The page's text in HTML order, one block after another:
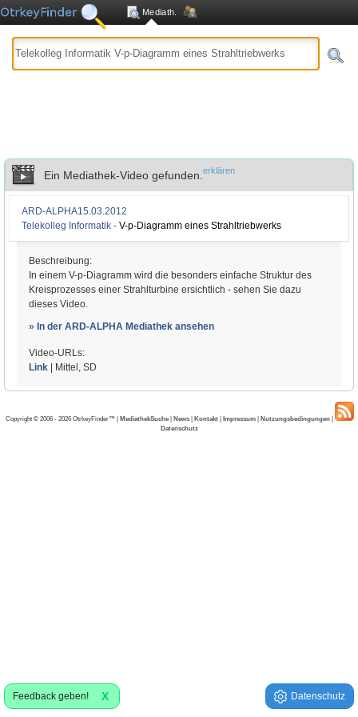
Mediath.
Ein Mediathek-Video gefunden. erklären
ARD-ALPHA15.03.2012
Telekolleg Informatik - V-p-Diagramm eines Strahltriebwerks
Beschreibung:
In einem V-p-Diagramm wird die besonders einfache Struktur des
Kreisprozesses einer Strahlturbine ersichtlich - sehen Sie dazu
dieses Video.
» In der ARD-ALPHA Mediathek ansehen
Video-URLs:
Link | Mittel, SD
Copyright © 2006 - 2026 OtrkeyFinder™ | MediathekSuche | News | Kontakt | Impressum | Nutzungsbedingungen |
Datenschutz
Feedback geben! X Datenschutz